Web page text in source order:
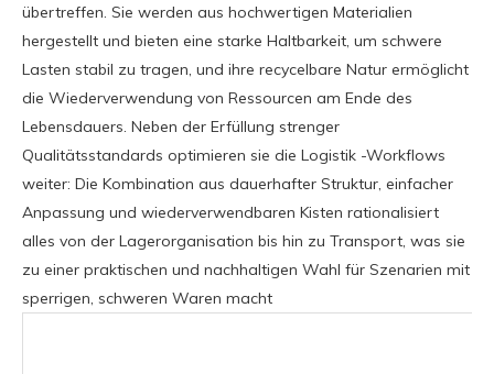
übertreffen. Sie werden aus hochwertigen Materialien
hergestellt und bieten eine starke Haltbarkeit, um schwere
Lasten stabil zu tragen, und ihre recycelbare Natur ermöglicht
die Wiederverwendung von Ressourcen am Ende des
Lebensdauers. Neben der Erfüllung strenger
Qualitätsstandards optimieren sie die Logistik -Workflows
weiter: Die Kombination aus dauerhafter Struktur, einfacher
Anpassung und wiederverwendbaren Kisten rationalisiert
alles von der Lagerorganisation bis hin zu Transport, was sie
zu einer praktischen und nachhaltigen Wahl für Szenarien mit
sperrigen, schweren Waren macht